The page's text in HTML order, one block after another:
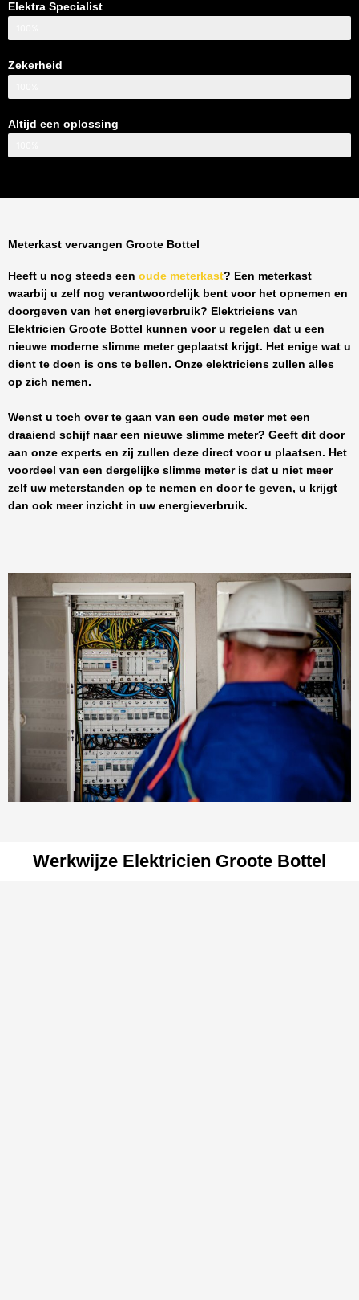
Elektra Specialist
Zekerheid
Altijd een oplossing
Meterkast vervangen Groote Bottel
Heeft u nog steeds een oude meterkast? Een meterkast
waarbij u zelf nog verantwoordelijk bent voor het opnemen en
doorgeven van het energieverbruik? Elektriciens van
Elektricien Groote Bottel
kunnen voor u regelen dat u een
nieuwe moderne slimme meter geplaatst krijgt. Het enige wat u
dient te doen is ons te bellen. Onze elektriciens zullen alles
op zich nemen.
Wenst u toch over te gaan van een oude meter met een
draaiend schijf naar een nieuwe slimme meter? Geeft dit door
aan onze experts en zij zullen deze direct voor u plaatsen. Het
voordeel van een dergelijke slimme meter is dat u niet meer
zelf uw meterstanden op te nemen en door te geven, u krijgt
dan ook meer inzicht in uw energieverbruik.
Werkwijze Elektricien Groote Bottel